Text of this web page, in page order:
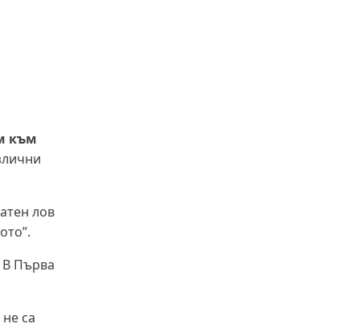
към
лов
В Първа
са